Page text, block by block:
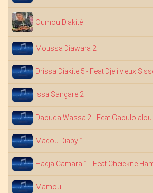
Oumou Diakité
Moussa Diawara 2
Drissa Diakite 5 - Feat Djeli vieux
Issa Sangare 2
Daouda Wassa 2 - Feat Gaoulo alou
Madou Diaby 1
Hadja Camara 1 - Feat Cheickne
Mamou